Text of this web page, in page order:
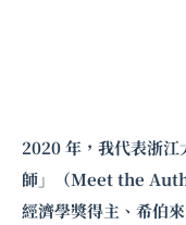
2020 年，我代表浙
師」（Meet the
經濟學獎得主、希伯